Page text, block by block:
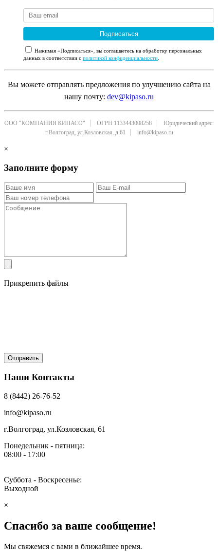
Подписаться
Нажимая «Подписаться», вы соглашаетесь на обработку персональных
данных в соответствии с политикой конфиденциальности
Вы можете отправлять предложения по улучшению сайта на
нашу почту: dev@kipaso.ru
ООО "КОМПАНИЯ КИПАСО" ОГРН 1133443008258
Юридический адрес:
г.Волгоград, ул.Козловская, д.61
info@kipaso.ru
×
Заполните форму
Прикрепить файлы
Наши Контакты
8 (8442) 26-76-52
info@kipaso.ru
г.Волгоград, ул.Козловская, 61
Понедельник - пятница:
08:00 - 17:00
Суббота - Воскресенье:
Выходной
×
Спасибо за ваше сообщение!
Мы свяжемся с вами в ближайшее время.